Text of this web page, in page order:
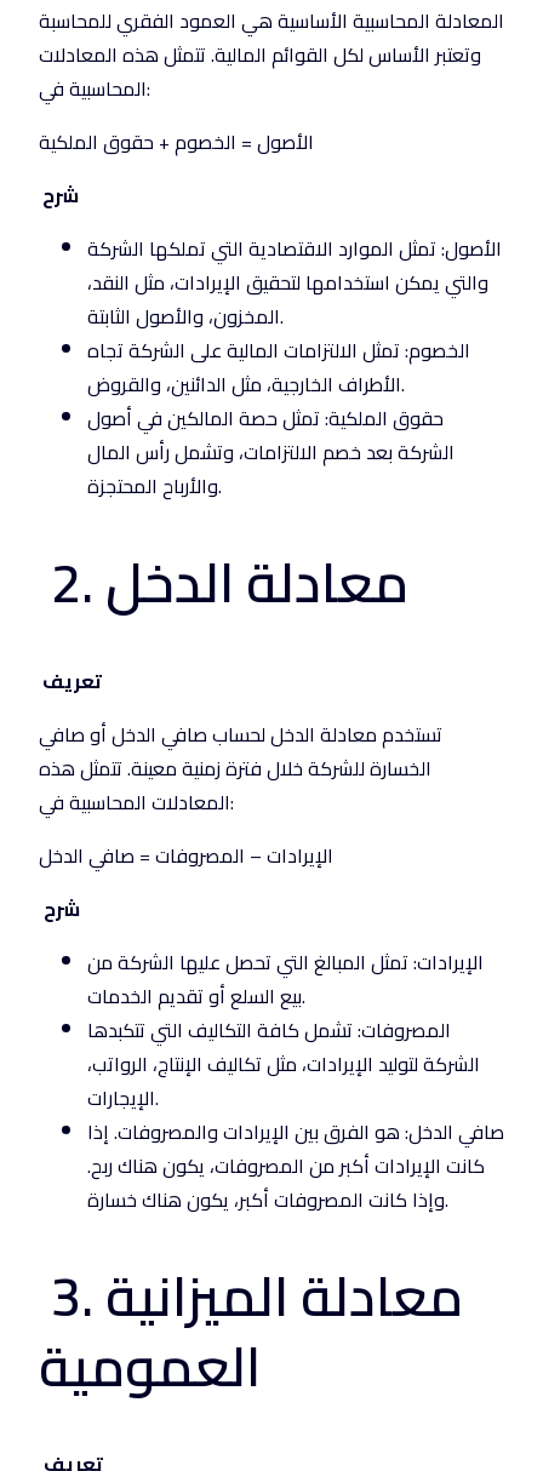
المعادلة المحاسبية الأساسية هي العمود الفقري للمحاسبة
وتعتبر الأساس لكل القوائم المالية. تتمثل هذه المعادلات
المحاسبية في:
الأصول = الخصوم + حقوق الملكية
شرح
الأصول: تمثل الموارد الاقتصادية التي تملكها الشركة
والتي يمكن استخدامها لتحقيق الإيرادات، مثل النقد،
المخزون، والأصول الثابتة.
الخصوم: تمثل الالتزامات المالية على الشركة تجاه
الأطراف الخارجية، مثل الدائنين، والقروض.
حقوق الملكية: تمثل حصة المالكين في أصول
الشركة بعد خصم الالتزامات، وتشمل رأس المال
والأرباح المحتجزة.
2. معادلة الدخل
تعريف
تستخدم معادلة الدخل لحساب صافي الدخل أو صافي
الخسارة للشركة خلال فترة زمنية معينة. تتمثل هذه
المعادلات المحاسبية في:
الإيرادات – المصروفات = صافي الدخل
شرح
الإيرادات: تمثل المبالغ التي تحصل عليها الشركة من
بيع السلع أو تقديم الخدمات.
المصروفات: تشمل كافة التكاليف التي تتكبدها
الشركة لتوليد الإيرادات، مثل تكاليف الإنتاج، الرواتب،
الإيجارات.
صافي الدخل: هو الفرق بين الإيرادات والمصروفات. إذا
كانت الإيرادات أكبر من المصروفات، يكون هناك ربح.
وإذا كانت المصروفات أكبر، يكون هناك خسارة.
3. معادلة الميزانية
العمومية